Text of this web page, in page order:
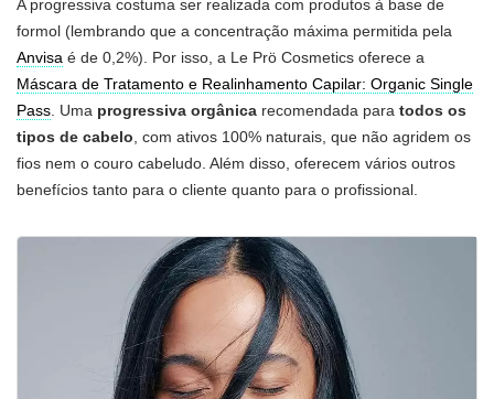
A progressiva costuma ser realizada com produtos à base de
formol (lembrando que a concentração máxima permitida pela
Anvisa é de 0,2%). Por isso, a Le Prö Cosmetics oferece a
Máscara de Tratamento e Realinhamento Capilar: Organic Single
Pass . Uma progressiva orgânica recomendada para todos os
tipos de cabelo , com ativos 100% naturais, que não agridem os
fios nem o couro cabeludo. Além disso, oferecem vários outros
benefícios tanto para o cliente quanto para o profissional.